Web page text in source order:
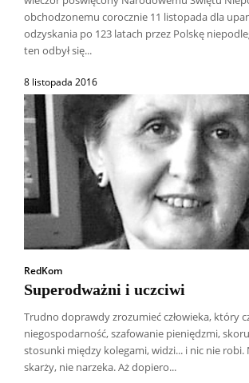
obchodzonemu corocznie 11 listopada dla
odzyskania po 123 latach przez Polskę
ten odbył się...
8 listopada 2016
RedKom
Superodważni i uczciwi
Trudno doprawdy zrozumieć człowieka, który
niegospodarność, szafowanie pieniędzmi,
stosunki między kolegami, widzi... i nic nie robi.
skarży, nie narzeka. Aż dopiero...
Wszyscy Aleksander Borowik
Artur Płokszto
ks. Jarosław Wąsowicz SDB